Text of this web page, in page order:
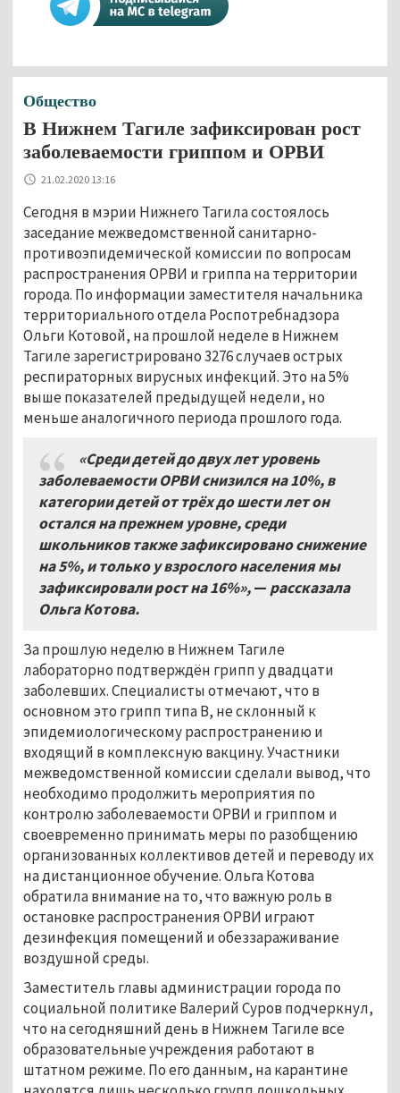
Общество
В Нижнем Тагиле зафиксирован рост
заболеваемости гриппом и ОРВИ
21.02.2020 13:16
Сегодня в мэрии Нижнего Тагила состоялось
заседание межведомственной санитарно-
противоэпидемической комиссии по вопросам
распространения ОРВИ и гриппа на территории
города. По информации заместителя начальника
территориального отдела Роспотребнадзора
Ольги Котовой, на прошлой неделе в Нижнем
Тагиле зарегистрировано 3276 случаев острых
респираторных вирусных инфекций. Это на 5%
выше показателей предыдущей недели, но
меньше аналогичного периода прошлого года.
«Среди детей до двух лет уровень
заболеваемости ОРВИ снизился на 10%, в
категории детей от трёх до шести лет он
остался на прежнем уровне, среди
школьников также зафиксировано снижение
на 5%, и только у взрослого населения мы
зафиксировали рост на 16%»,— рассказала
Ольга Котова.
За прошлую неделю в Нижнем Тагиле
лабораторно подтверждён грипп у двадцати
заболевших. Специалисты отмечают, что в
основном это грипп типа B, не склонный к
эпидемиологическому распространению и
входящий в комплексную вакцину. Участники
межведомственной комиссии сделали вывод, что
необходимо продолжить мероприятия по
контролю заболеваемости ОРВИ и гриппом и
своевременно принимать меры по разобщению
организованных коллективов детей и переводу их
на дистанционное обучение. Ольга Котова
обратила внимание на то, что важную роль в
остановке распространения ОРВИ играют
дезинфекция помещений и обеззараживание
воздушной среды.
Заместитель главы администрации города по
социальной политике Валерий Суров подчеркнул,
что на сегодняшний день в Нижнем Тагиле все
образовательные учреждения работают в
штатном режиме. По его данным, на карантине